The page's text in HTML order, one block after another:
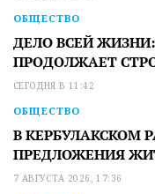
ОБЩЕСТВО
ДЕЛО ВСЕЙ
ПРОДОЛЖАЕТ
СЕГОДНЯ В 11:42
ОБЩЕСТВО
В КЕРБУЛАКСКОМ
ПРЕДЛОЖЕНИЯ
7 АВГУСТА 2026, 17:36